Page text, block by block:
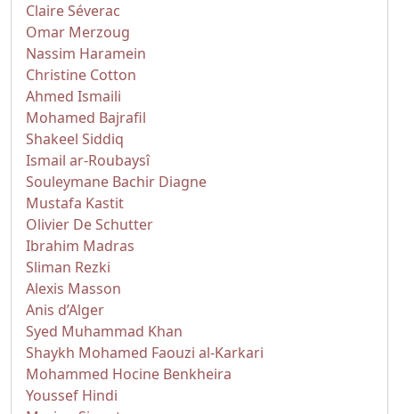
Claire Séverac
Omar Merzoug
Nassim Haramein
Christine Cotton
Ahmed Ismaili
Mohamed Bajrafil
Shakeel Siddiq
Ismail ar-Roubaysî
Souleymane Bachir Diagne
Mustafa Kastit
Olivier De Schutter
Ibrahim Madras
Sliman Rezki
Alexis Masson
Anis d’Alger
Syed Muhammad Khan
Shaykh Mohamed Faouzi al-Karkari
Mohammed Hocine Benkheira
Youssef Hindi